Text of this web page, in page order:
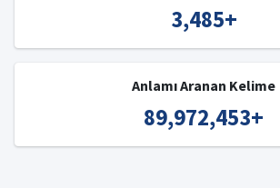
3,485+
Anlamı Aranan Kelime
89,972,453+